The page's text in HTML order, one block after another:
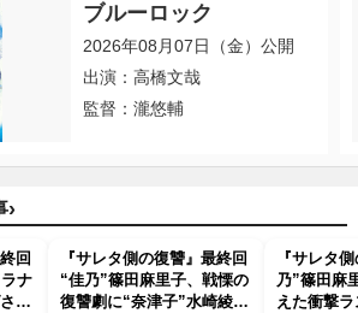
ブルーロック
2026年08月07日（金）公開
出演：高橋文哉
監督：瀧悠輔
›
回
ナ
『サレタ側の復讐』最終回
“佳乃”篠田麻里子、戦慄の
復讐劇に“奈津子”水崎綾女
『サレタ
乃”篠田麻
えた衝撃